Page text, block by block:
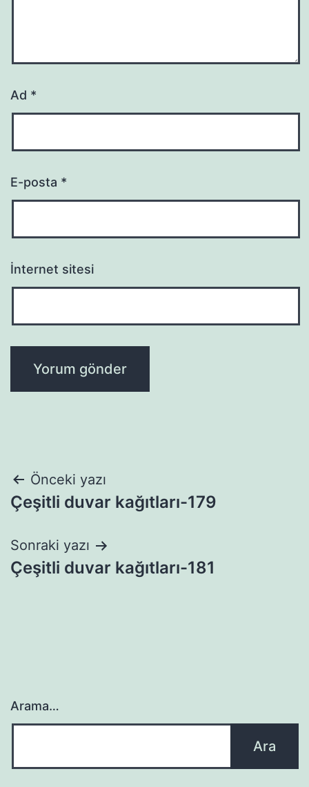
Ad *
E-posta *
İnternet sitesi
Yazı
gezinmesi
Önceki yazı
Çeşitli duvar kağıtları-179
Sonraki yazı
Çeşitli duvar kağıtları-181
Arama…